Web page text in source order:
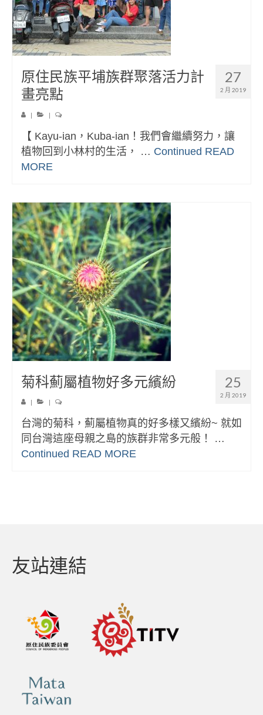
27
2 月 2019
原住民族平埔族群聚落活力計
畫亮點
| |
【 Kayu-ian，Kuba-ian！我們會繼續努力，讓
植物回到小林村的生活， … Continued READ
MORE
25
2 月 2019
菊科薊屬植物好多元繽紛
台灣的菊科，薊屬植物真的好多樣又繽紛~ 就如
同台灣這座母親之島的族群非常多元般！ …
Continued READ MORE
友站連結